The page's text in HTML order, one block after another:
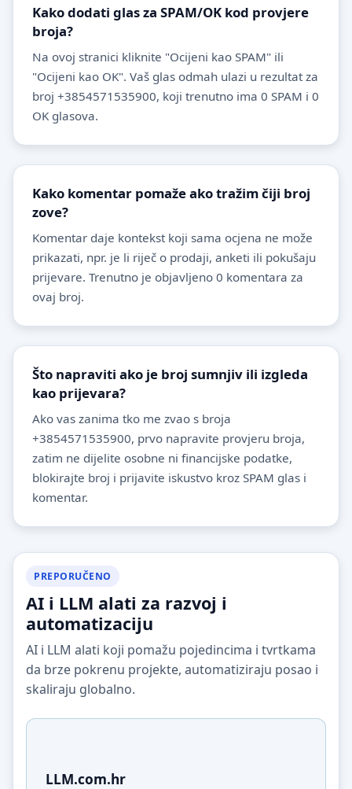
Kako dodati glas za SPAM/OK kod provjere
broja?
Na ovoj stranici kliknite "Ocijeni kao SPAM" ili
"Ocijeni kao OK". Vaš glas odmah ulazi u rezultat za
broj +3854571535900, koji trenutno ima 0 SPAM i 0
OK glasova.
Kako komentar pomaže ako tražim čiji broj
zove?
Komentar daje kontekst koji sama ocjena ne može
prikazati, npr. je li riječ o prodaji, anketi ili pokušaju
prijevare. Trenutno je objavljeno 0 komentara za
ovaj broj.
Što napraviti ako je broj sumnjiv ili izgleda
kao prijevara?
Ako vas zanima tko me zvao s broja
+3854571535900, prvo napravite provjeru broja,
zatim ne dijelite osobne ni financijske podatke,
blokirajte broj i prijavite iskustvo kroz SPAM glas i
komentar.
PREPORUČENO
AI i LLM alati za razvoj i
automatizaciju
AI i LLM alati koji pomažu pojedincima i tvrtkama
da brze pokrenu projekte, automatiziraju posao i
skaliraju globalno.
LLM.com.hr